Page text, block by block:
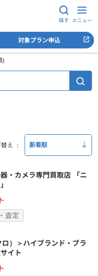
探す メニュー
対象プラン申込
)
え
・カメラ専門買取店 「ニ
査定
ロ）＞ハイブランド・ブラ
イト